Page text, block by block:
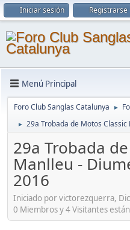
Iniciar sesión Registrarse
Menú Principal
Foro Club Sanglas Catalunya ►
► 29a Trobada de Motos
29a Trobada
Manlleu -
2016
Iniciado por victorezquerra,
0 Miembros y 4 Visitantes